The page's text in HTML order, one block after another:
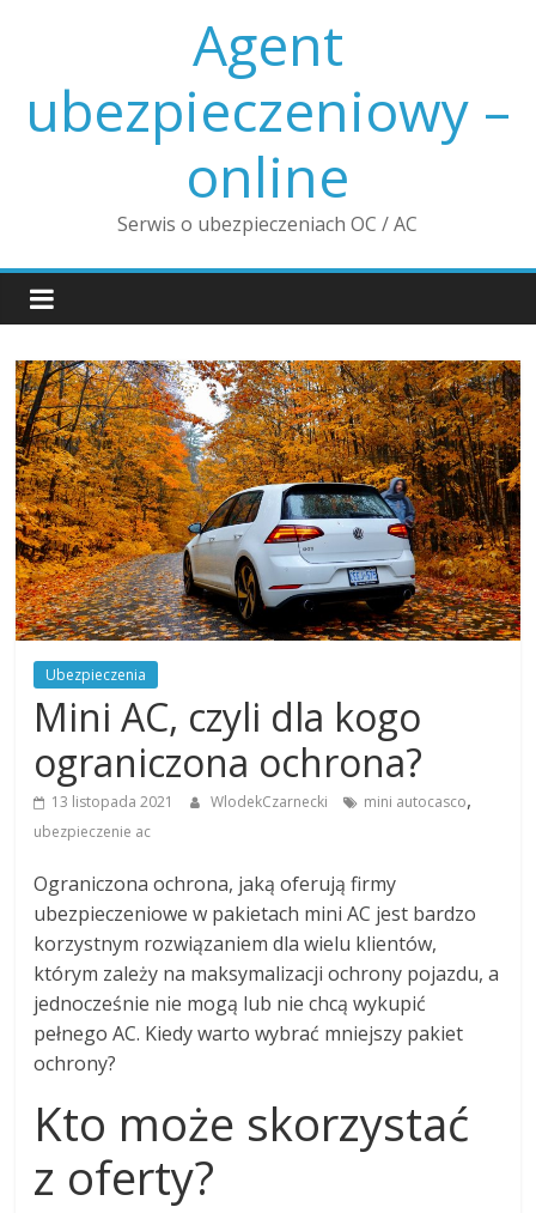
Agent
ubezpieczeniowy –
online
Serwis o ubezpieczeniach OC / AC
Ubezpieczenia
Mini AC, czyli dla kogo
ograniczona ochrona?
13 listopada 2021 WlodekCzarnecki mini autocasco,
ubezpieczenie ac
Ograniczona ochrona, jaką oferują firmy
ubezpieczeniowe w pakietach mini AC jest bardzo
korzystnym rozwiązaniem dla wielu klientów,
którym zależy na maksymalizacji ochrony pojazdu, a
jednocześnie nie mogą lub nie chcą wykupić
pełnego AC. Kiedy warto wybrać mniejszy pakiet
ochrony?
Kto może skorzystać
z oferty?